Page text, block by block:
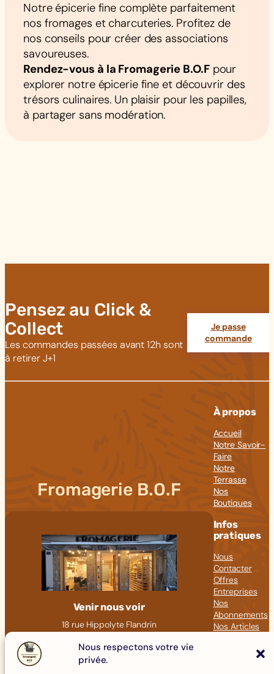
Nous respectons votre vie
privée.
Notre épicerie fine complète parfaitement
nos fromages et charcuteries. Profitez de
nos conseils pour créer des associations
savoureuses.
Rendez-vous à la Fromagerie B.O.Fpour
explorer notre épicerie fine et découvrir des
trésors culinaires. Un plaisir pour les papilles,
à partager sans modération.
Pensez au Click &
Collect
Les commandes passées avant 12h sont
à retirer J+1
Je passe
commande
Fromagerie B.O.F
Venir nous voir
18 rue Hippolyte Flandrin
09 82 23 41 60
contact@fromagerie-bof.fr
À propos
Accueil
Notre Savoir-
Faire
Notre
Terrasse
Nos
Boutiques
Infos
pratiques
Nous
Contacter
Offres
Entreprises
Nos
Abonnements
Nos Articles